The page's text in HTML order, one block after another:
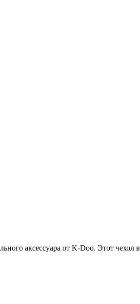
аксессуара от K-Doo. Этот чехол в